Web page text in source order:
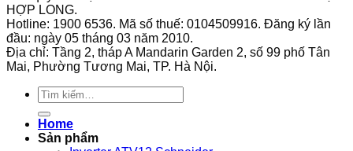
đặt?
áp
suất
9013FHG3J27M1
Telemecanique
phù
với
biến
GS270-
HỢP LONG.
Hotline: 1900 6536. Mã số thuế: 0104509916. Đăng ký lần
đầu: ngày 05 tháng 03 năm 2010.
Địa chỉ: Tầng 2, tháp A Mandarin Garden 2, số 99 phố Tân
Mai, Phường Tương Mai, TP. Hà Nội.
Tìm
kiếm:
Home
Sản phẩm